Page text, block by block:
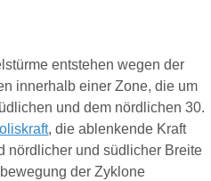
entstehen wegen der
innerhalb einer Zone, die um
und dem nördlichen 30.
, die ablenkende Kraft
nördlicher und südlicher Breite
der Zyklone